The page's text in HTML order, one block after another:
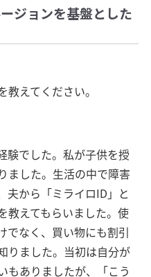
ジョンを基盤とした
えてください。
験でした。私が子供を授
ました。生活の中で障害
夫から「ミライロID」と
教えてもらいました。使
でなく、買い物にも割引
りました。当初は自分が
もありましたが、「こう